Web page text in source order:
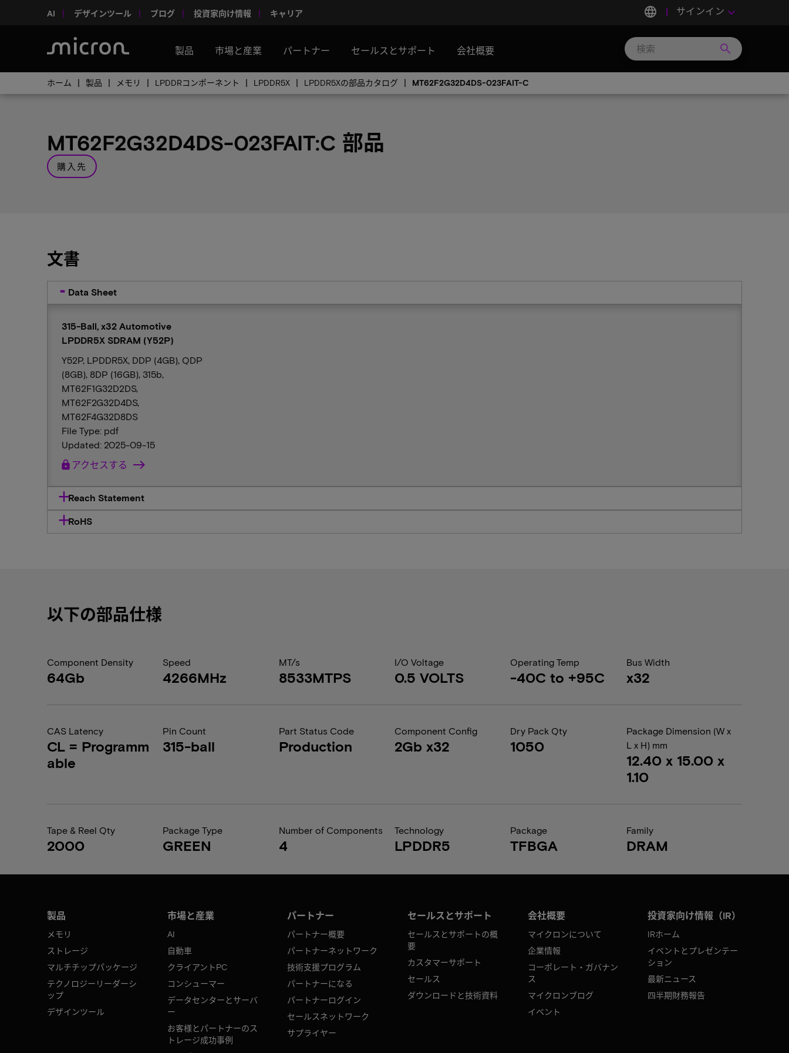
AI デザインツール ブログ 投資家向け情報 キャリア language サインイン keyboard_arrow_down
製品 市場と産業 パートナー セールスとサポート 会社概要 search
ホーム 製品 メモリ LPDDRコンポーネント LPDDR5X LPDDR5Xの部品カタログ MT62F2G32D4DS-023FAIT-C
MT62F2G32D4DS-023FAIT:C 部品
購入先
文書
Data Sheet
315-Ball, x32 Automotive
LPDDR5X SDRAM (Y52P)
Y52P, LPDDR5X, DDP (4GB), QDP
(8GB), 8DP (16GB), 315b,
MT62F1G32D2DS,
MT62F2G32D4DS,
MT62F4G32D8DS
File Type: pdf
Updated: 2025-09-15
lock アクセスする
Reach Statement
RoHS
以下の部品仕様
Component Density
64Gb
Speed
4266MHz
MT/s
8533MTPS
I/O Voltage
0.5 VOLTS
Operating Temp
-40C to +95C
Bus Width
x32
CAS Latency
CL = Programm
able
Pin Count
315-ball
Part Status Code
Production
Component Config
2Gb x32
Dry Pack Qty
1050
Package Dimension (W x
L x H) mm
12.40 x 15.00 x
1.10
Tape & Reel Qty
2000
Package Type
GREEN
Number of Components
4
Technology
LPDDR5
Package
TFBGA
Family
DRAM
製品
メモリ
ストレージ
マルチチップパッケージ
テクノロジーリーダーシ
ップ
デザインツール
市場と産業
AI
自動車
クライアントPC
コンシューマー
データセンターとサーバ
ー
お客様とパートナーのス
トレージ成功事例
パートナー
パートナー概要
パートナーネットワーク
技術支援プログラム
パートナーになる
パートナーログイン
セールスネットワーク
サプライヤー
セールスとサポート
セールスとサポートの概
要
カスタマーサポート
セールス
ダウンロードと技術資料
会社概要
マイクロンについて
企業情報
コーポレート・ガバナン
ス
マイクロンブログ
イベント
投資家向け情報（IR）
IRホーム
イベントとプレゼンテー
ション
最新ニュース
四半期財務報告